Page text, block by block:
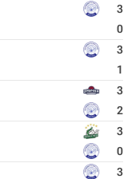
3
0
3
1
3
2
3
0
3